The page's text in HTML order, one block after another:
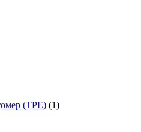
(TPE) (1)